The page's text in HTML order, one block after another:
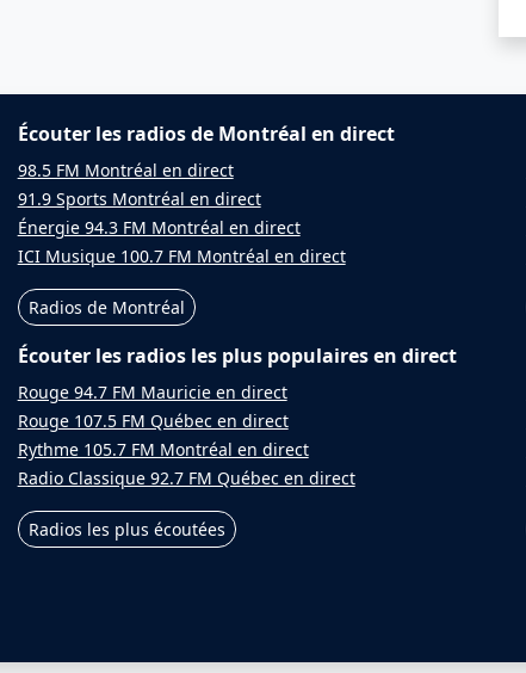
Écouter les radios de Montréal en direct
98.5 FM Montréal en direct
91.9 Sports Montréal en direct
Énergie 94.3 FM Montréal en direct
ICI Musique 100.7 FM Montréal en direct
Radios de Montréal
Écouter les radios les plus populaires en direct
Rouge 94.7 FM Mauricie en direct
Rouge 107.5 FM Québec en direct
Rythme 105.7 FM Montréal en direct
Radio Classique 92.7 FM Québec en direct
Radios les plus écoutées